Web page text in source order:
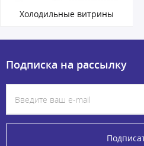
Холодильные витрины
Подписка на рассылку